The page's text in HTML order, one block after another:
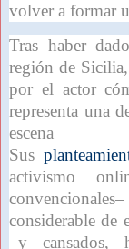
volver a formar
Tras haber
región de
por el actor
representa una
Sus
activismo
considerable de
–y cansados,